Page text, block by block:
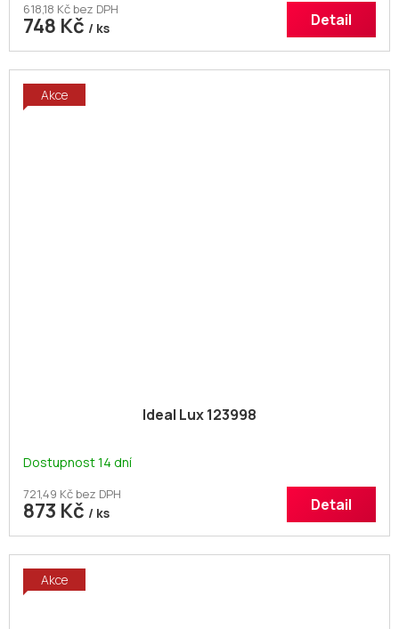
618,18 Kč bez DPH
748 Kč / ks Detail
Akce
Ideal Lux 123998
Dostupnost 14 dní
721,49 Kč bez DPH
873 Kč / ks Detail
Akce